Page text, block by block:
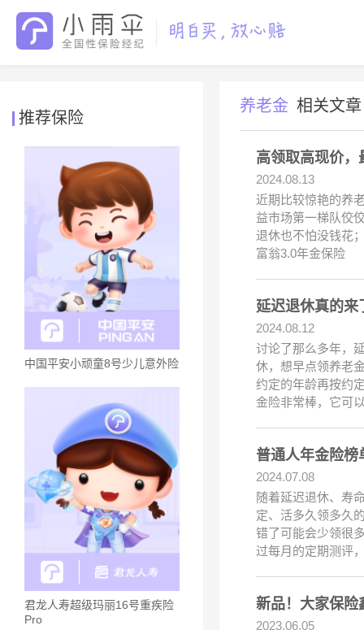
推荐保险
中国平安小顽童8号少儿意外险
君龙人寿超级玛丽16号重疾险
Pro
养老金 相关文章
高领取高现价，
2024.08.13
近期比较惊艳的养
益市场第一梯队佼
退休也不怕没钱花
富翁3.0年金保险
延迟退休真的来
2024.08.12
讨论了那么多年，
休，想早点领养老
约定的年龄再按约
金险非常棒，它可
普通人年金险榜
2024.07.08
随着延迟退休、寿
定、活多久领多久
错了可能会少领很
过每月的定期测评
新品！大家保险
2023.06.05